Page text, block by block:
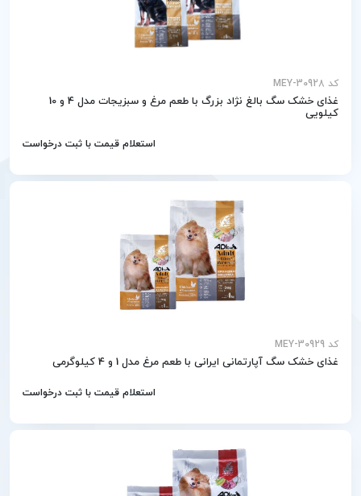
کد MEY-30928
غذای خشک سگ بالغ نژاد بزرگ با طعم مرغ و سبزیجات مدل 4 و 10
کیلویی
استعلام قیمت با ثبت درخواست
کد MEY-30929
غذای خشک سگ آپارتمانی ایرانی با طعم مرغ مدل 1 و 4 کیلوگرمی
استعلام قیمت با ثبت درخواست